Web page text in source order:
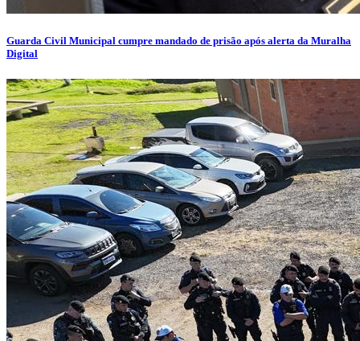
Guarda Civil Municipal cumpre mandado de prisão após alerta da Muralha
Digital